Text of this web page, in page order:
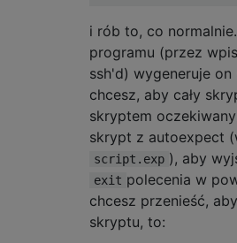
i rób to, co
programu (przez
ssh'd) wygeneruje
chcesz, aby cały
skryptem
skrypt z autoexpect
script.exp ), aby
exit polecenia w
chcesz przenieść,
skryptu, to: